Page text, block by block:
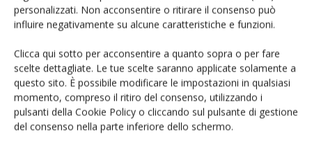
personalizzati. Non acconsentire o ritirare il consenso può
influire negativamente su alcune caratteristiche e funzioni.
Clicca qui sotto per acconsentire a quanto sopra o per fare
scelte dettagliate. Le tue scelte saranno applicate solamente a
questo sito. È possibile modificare le impostazioni in qualsiasi
momento, compreso il ritiro del consenso, utilizzando i
pulsanti della Cookie Policy o cliccando sul pulsante di gestione
del consenso nella parte inferiore dello schermo.